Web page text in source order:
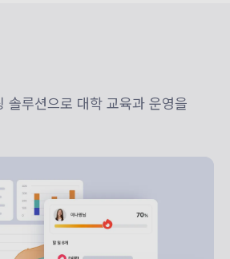
솔루션으로 대학 교육과 운영을